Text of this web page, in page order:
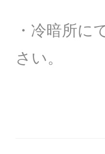
・冷暗所
さい。